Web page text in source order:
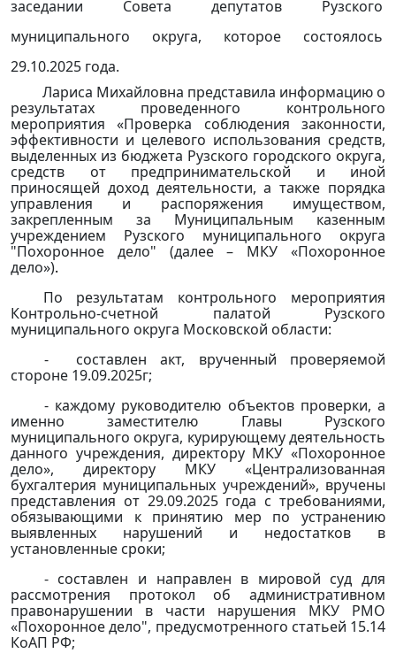
заседании Совета депутатов Рузского
муниципального округа, которое состоялось
29.10.2025 года.
Лариса Михайловна представила информацию о
результатах проведенного контрольного
мероприятия«Проверка соблюдения законности,
эффективности и целевого использования средств,
выделенных из бюджета Рузского городского округа,
средств от предпринимательской и иной
приносящей доход деятельности, а также порядка
управления и распоряжения имуществом,
закрепленным за Муниципальным казенным
учреждением Рузского муниципального округа
"Похоронное дело" (далее – МКУ «Похоронное
дело»).
По результатам контрольного мероприятия
Контрольно-счетной палатой Рузского
муниципального округа Московской области:
-
составлен акт, врученный проверяемой
стороне 19.09.2025г;
- каждому руководителю объектов проверки, а
именно заместителю Главы Рузского
муниципального округа, курирующему деятельность
данного учреждения, директору МКУ «Похоронное
дело», директору МКУ «Централизованная
бухгалтерия муниципальных учреждений», вручены
представления от 29.09.2025 года с требованиями,
обязывающими к принятию мер по устранению
выявленных нарушений и недостатков в
установленные сроки;
- составлен и направлен в мировой суд для
рассмотрения протокол об административном
правонарушении в части нарушения МКУ РМО
«Похоронное дело", предусмотренного статьей 15.14
КоАП РФ;